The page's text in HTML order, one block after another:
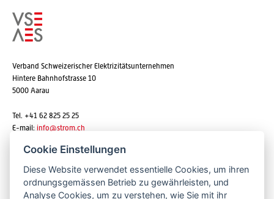
Verband Schweizerischer Elektrizitätsunternehmen
Hintere Bahnhofstrasse 10
5000 Aarau
Tel. +41 62 825 25 25
E-mail: info@strom.ch
Newsletter abonnieren
Cookie Einstellungen
Diese Website verwendet essentielle Cookies, um ihren
ordnungsgemässen Betrieb zu gewährleisten, und
Analyse Cookies, um zu verstehen, wie Sie mit ihr